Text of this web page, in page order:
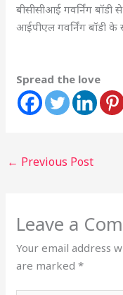
बीसीसीआई गवर्निंग
आईपीएल गवर्निंग बॉडी के
Spread the love
← Previous Post
Leave a
Your email address
are marked*